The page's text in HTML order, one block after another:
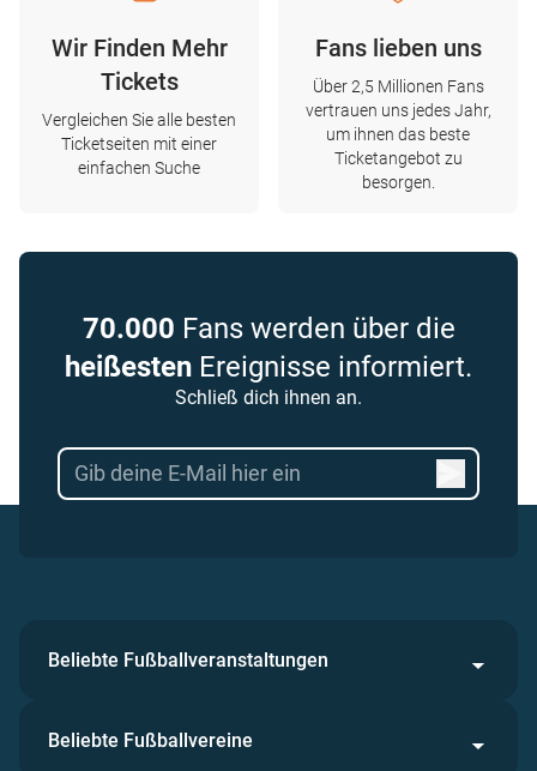
Wir Finden Mehr
Tickets
Vergleichen Sie alle besten
Ticketseiten mit einer
einfachen Suche
Fans lieben uns
Über 2,5 Millionen Fans
vertrauen uns jedes Jahr,
um ihnen das beste
Ticketangebot zu
besorgen.
70.000 Fans werden über die
heißesten Ereignisse informiert.
Schließ dich ihnen an.
Beliebte Fußballveranstaltungen
Beliebte Fußballvereine